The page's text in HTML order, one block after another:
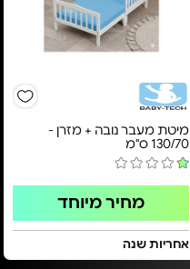
מיטת מעבר נובה + מזרן -
130/70 ס"מ
מחיר מיוחד
אחריות שנה